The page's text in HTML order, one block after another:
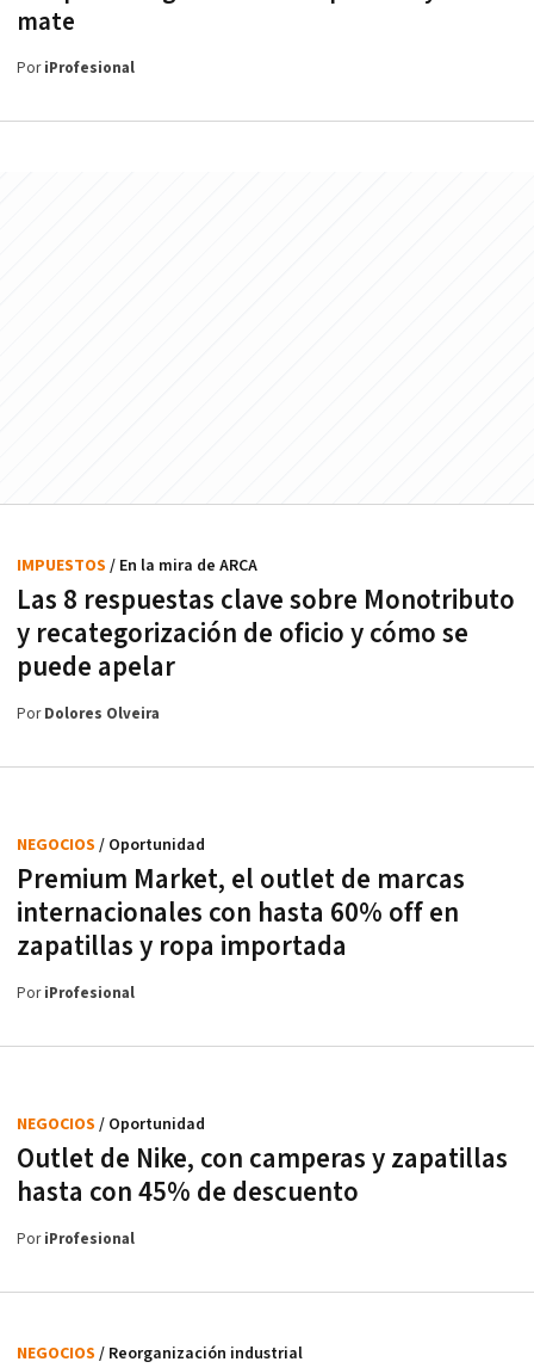
mate
PoriProfesional
Las 8 respuestas clave sobre Monotributo
y recategorización de oficio y cómo se
puede apelar
IMPUESTOS / En la mira de ARCA
PorDolores Olveira
Premium Market, el outlet de marcas
internacionales con hasta 60% off en
zapatillas y ropa importada
NEGOCIOS / Oportunidad
PoriProfesional
Outlet de Nike, con camperas y zapatillas
hasta con 45% de descuento
NEGOCIOS / Oportunidad
PoriProfesional
NEGOCIOS / Reorganización industrial